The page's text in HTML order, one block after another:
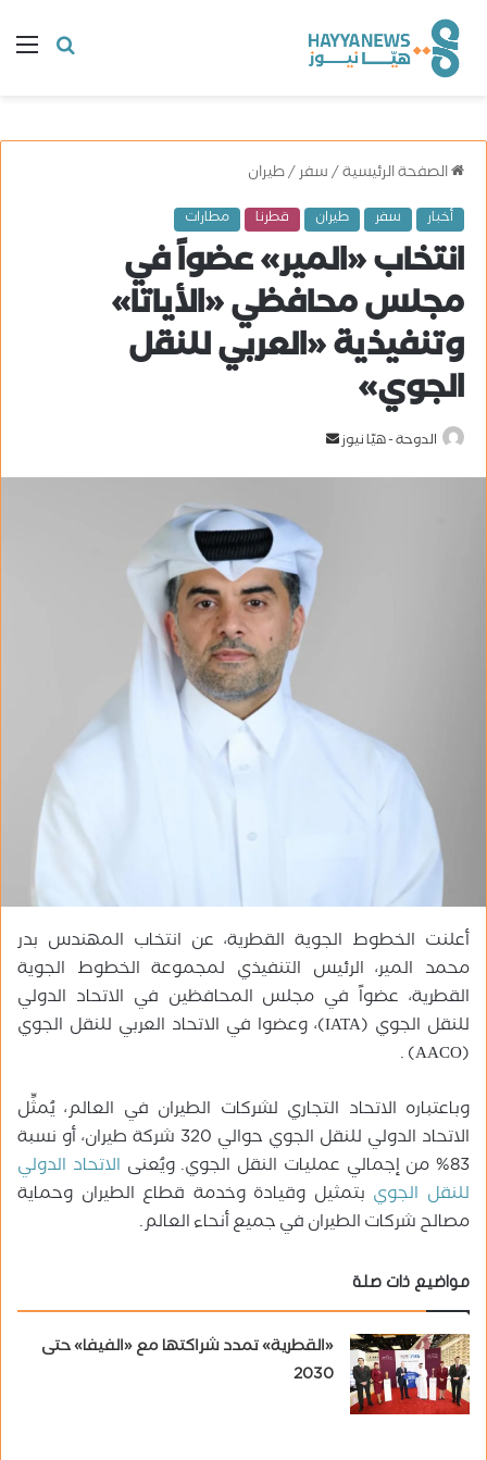
البحث
الصفحة الرئيسية/سفر/طيران
أخبار سفر طيران قطرنا مطارات
انتخاب «المير» عضواً في
مجلس محافظي «الأياتا»
وتنفيذية «العربي للنقل
الجوي»
الدوحة - هيّا نيوز
ب
أعلنت الخطوط الجوية القطرية، عن انتخاب المهندس بدر
محمد المير، الرئيس التنفيذي لمجموعة الخطوط الجوية
القطرية، عضواً في مجلس المحافظين في الاتحاد الدولي
للنقل الجوي (IATA)، وعضوا في الاتحاد العربي للنقل الجوي
(AACO) .
وباعتباره الاتحاد التجاري لشركات الطيران في العالم، يُمثِّل
الاتحاد الدولي للنقل الجوي حوالي 320 شركة طيران، أو نسبة
83% من إجمالي عمليات النقل الجوي. ويُعنى
الاتحاد الدولي
للنقل الجوي بتمثيل وقيادة وخدمة قطاع الطيران وحماية
مصالح شركات الطيران في جميع أنحاء العالم.
مواضيع ذات صلة
«القطرية» تمدد شراكتها مع «الفيفا» حتى
2030